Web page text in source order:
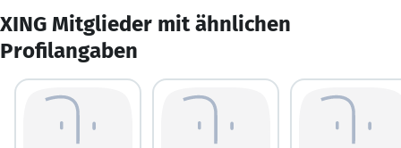
XING Mitglieder mit ähnlichen
Profilangaben